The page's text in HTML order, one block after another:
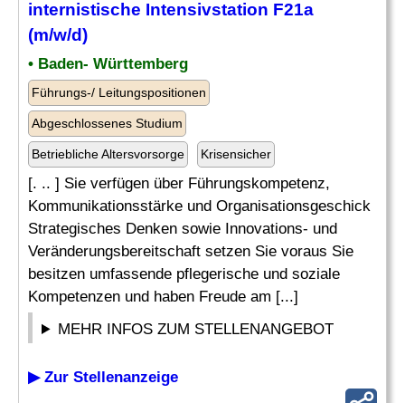
internistische Intensivstation F21a
(m/w/d)
• Baden- Württemberg
Führungs-/ Leitungspositionen
Abgeschlossenes Studium
Betriebliche Altersvorsorge Krisensicher
[. .. ] Sie verfügen über Führungskompetenz,
Kommunikationsstärke und Organisationsgeschick
Strategisches Denken sowie Innovations- und
Veränderungsbereitschaft setzen Sie voraus Sie
besitzen umfassende pflegerische und soziale
Kompetenzen und haben Freude am [...]
MEHR INFOS ZUM STELLENANGEBOT
▶ Zur Stellenanzeige